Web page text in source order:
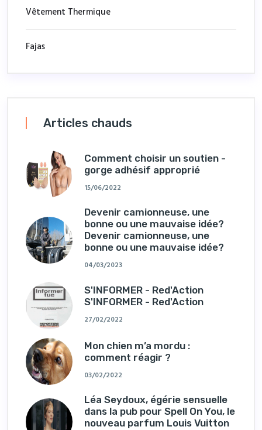
Vêtement Thermique
Fajas
Articles chauds
Comment choisir un soutien -
gorge adhésif approprié
15/06/2022
Devenir camionneuse, une
bonne ou une mauvaise idée?
Devenir camionneuse, une
bonne ou une mauvaise idée?
04/03/2023
S'INFORMER - Red'Action
S'INFORMER - Red'Action
27/02/2022
Mon chien m’a mordu :
comment réagir ?
03/02/2022
Léa Seydoux, égérie sensuelle
dans la pub pour Spell On You, le
nouveau parfum Louis Vuitton